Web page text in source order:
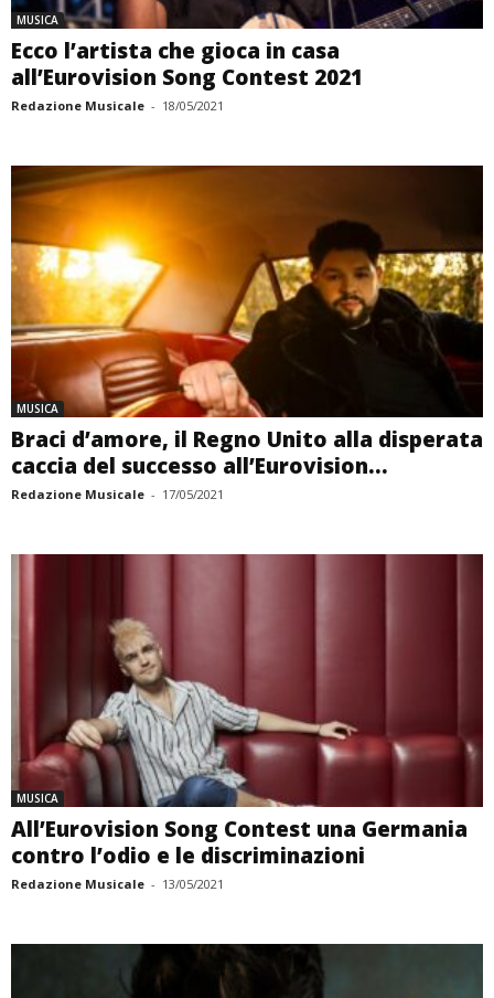
MUSICA
Ecco l’artista che gioca in casa
all’Eurovision Song Contest 2021
Redazione Musicale - 18/05/2021
MUSICA
Braci d’amore, il Regno Unito alla disperata
caccia del successo all’Eurovision...
Redazione Musicale - 17/05/2021
MUSICA
All’Eurovision Song Contest una Germania
contro l’odio e le discriminazioni
Redazione Musicale - 13/05/2021